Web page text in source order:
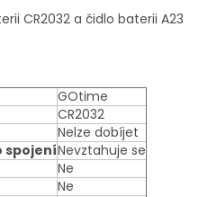
CR2032 a čidlo baterii A23
GOtime
CR2032
Nelze dobíjet
spojeníNevztahuje se
Ne
Ne